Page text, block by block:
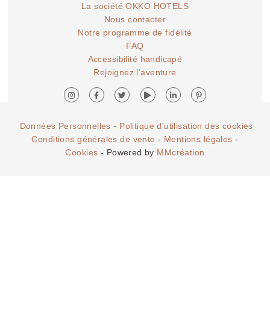
La société OKKO HOTELS
Nous contacter
Notre programme de fidélité
FAQ
Accessibilité handicapé
Rejoignez l'aventure
Données Personnelles - Politique d'utilisation des cookies
Conditions générales de vente - Mentions légales -
Cookies - Powered by MMcréation